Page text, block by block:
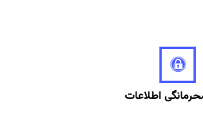
اطلاعات